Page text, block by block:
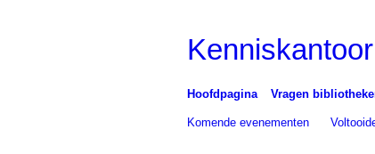
Kenniskantoor
Hoofdpagina Vragen
Komende evenementen